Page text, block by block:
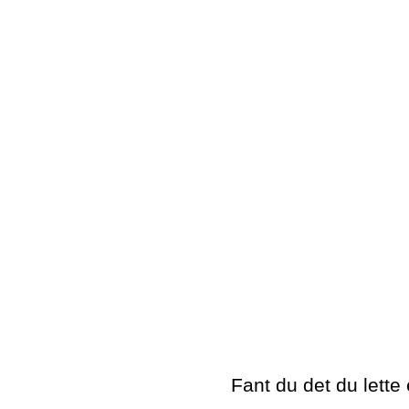
Fant du det du lette